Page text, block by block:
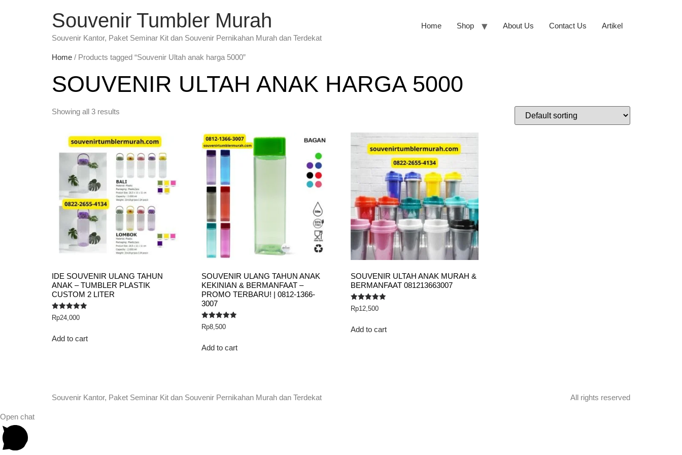
Souvenir Tumbler Murah
Souvenir Kantor, Paket Seminar Kit dan Souvenir Pernikahan Murah dan Terdekat
Home Shop About Us Contact Us Artikel
Home / Products tagged “Souvenir Ultah anak harga 5000”
SOUVENIR ULTAH ANAK HARGA 5000
Showing all 3 results
IDE SOUVENIR ULANG TAHUN
ANAK – TUMBLER PLASTIK
CUSTOM 2 LITER
Rated
5.00
Rp24,000
Add to cart
SOUVENIR ULANG TAHUN ANAK
KEKINIAN & BERMANFAAT –
PROMO TERBARU! | 0812-1366-
3007
Rated
5.00
Rp8,500
Add to cart
SOUVENIR ULTAH ANAK MURAH &
BERMANFAAT 081213663007
Rated
5.00
Rp12,500
Add to cart
Souvenir Kantor, Paket Seminar Kit dan Souvenir Pernikahan Murah dan Terdekat All rights reserved
Open chat